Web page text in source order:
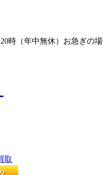
時（年中無休）お急ぎの